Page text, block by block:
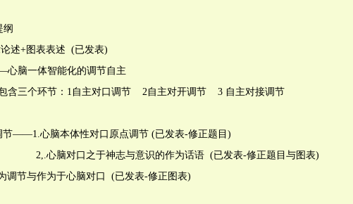
纲
述+图表表述 (已发表)
脑一体智能化的调节自主
含三个环节： 1 自主对口调节 2 自主对开调节 3 自主对接调节
节——1.心脑本体性对口原点调节 (已发表-修正题目 )
口之于神志与意识的作为话语(已发表-修正题目与图表)
调节与作为于心脑对口 (已发表-修正图表)